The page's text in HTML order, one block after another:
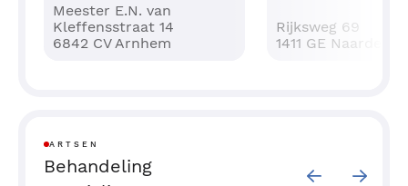
Meester E.N. van
Kleffensstraat 14
6842 CV Arnhem
Rijksweg 69
1411 GE Naarden
ARTSEN
Behandeling